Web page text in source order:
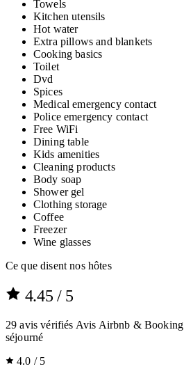
Towels
Kitchen utensils
Hot water
Extra pillows and blankets
Cooking basics
Toilet
Dvd
Spices
Medical emergency contact
Police emergency contact
Free WiFi
Dining table
Kids amenities
Cleaning products
Body soap
Shower gel
Clothing storage
Coffee
Freezer
Wine glasses
Ce que disent nos hôtes
4.45 / 5
29 avis vérifiés Avis Airbnb &
séjourné
4.0 / 5